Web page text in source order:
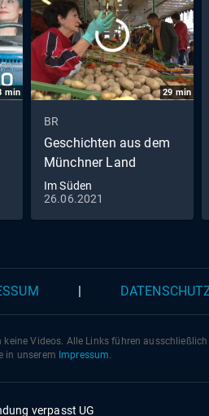
min 29 min
BR
Geschichten aus dem
Münchner Land
Im Süden
26.06.2021
keine Videos. Alle Links führen ausschließlich
in unserem Impressum.
verpasst UG